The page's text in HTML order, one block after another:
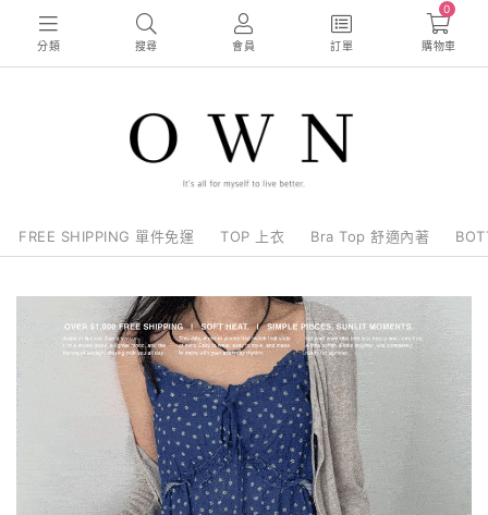
分類 搜尋 會員 訂單
0
購物車
FREE SHIPPING 單件免運 TOP 上衣 Bra Top 舒適內著